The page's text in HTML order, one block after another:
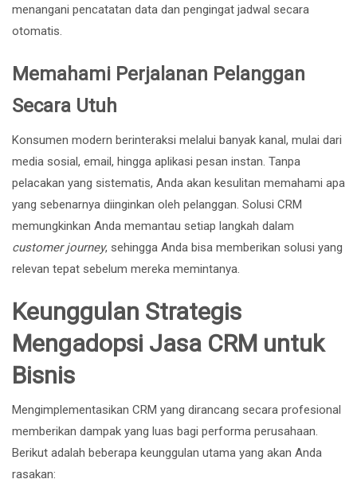
menangani pencatatan data dan pengingat jadwal secara
otomatis.
Memahami Perjalanan Pelanggan
Secara Utuh
Konsumen modern berinteraksi melalui banyak kanal, mulai dari
media sosial, email, hingga aplikasi pesan instan. Tanpa
pelacakan yang sistematis, Anda akan kesulitan memahami apa
yang sebenarnya diinginkan oleh pelanggan. Solusi CRM
memungkinkan Anda memantau setiap langkah dalam
customer journey, sehingga Anda bisa memberikan solusi yang
relevan tepat sebelum mereka memintanya.
Keunggulan Strategis
Mengadopsi Jasa CRM untuk
Bisnis
Mengimplementasikan CRM yang dirancang secara profesional
memberikan dampak yang luas bagi performa perusahaan.
Berikut adalah beberapa keunggulan utama yang akan Anda
rasakan: